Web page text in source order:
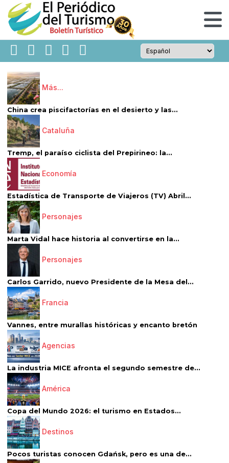
Más...
China crea piscifactorías en el desierto y las...
Cataluña
Tremp, el paraíso ciclista del Prepirineo: la...
Economía
Estadística de Transporte de Viajeros (TV) Abril...
Personajes
Marta Vidal hace historia al convertirse en la...
Personajes
Carlos Garrido, nuevo Presidente de la Mesa del...
Francia
Vannes, entre murallas históricas y encanto bretón
Agencias
La industria MICE afronta el segundo semestre de...
América
Copa del Mundo 2026: el turismo en Estados...
Destinos
Pocos turistas conocen Gdańsk, pero es una de...